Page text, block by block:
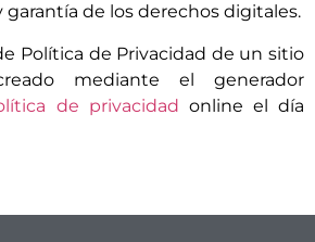
garantía de los derechos digitales.
Política de Privacidad de un sitio
mediante el generador
de privacidad online el día